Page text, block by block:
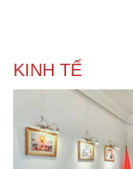
KINH TẾ